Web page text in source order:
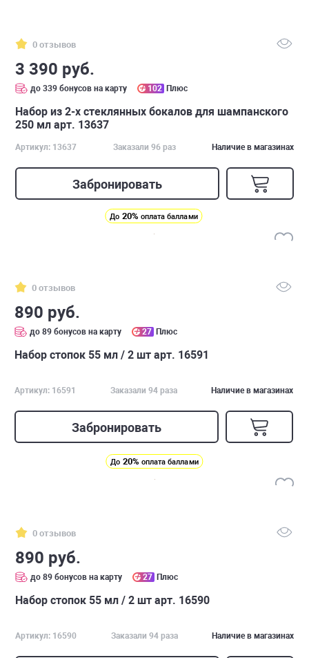
0 отзывов
3 390 руб.
до 339 бонусов на карту 102 Плюс
Набор из 2-х стеклянных бокалов для шампанского
250 мл арт. 13637
Артикул: 13637 Заказали 96 раз Наличие в магазинах
Забронировать
До 20% оплата баллами
0 отзывов
890 руб.
до 89 бонусов на карту 27 Плюс
Набор стопок 55 мл / 2 шт арт. 16591
Артикул: 16591 Заказали 94 раза Наличие в магазинах
Забронировать
До 20% оплата баллами
0 отзывов
890 руб.
до 89 бонусов на карту 27 Плюс
Набор стопок 55 мл / 2 шт арт. 16590
Артикул: 16590 Заказали 94 раза Наличие в магазинах